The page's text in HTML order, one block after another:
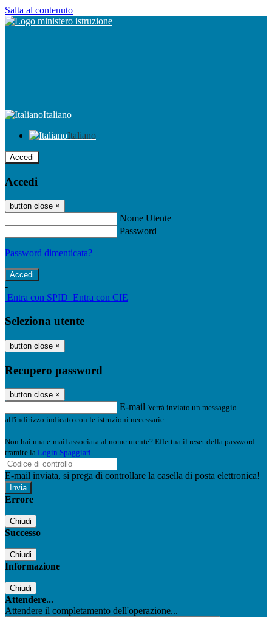
Salta al contenuto
Italiano
Italiano
Accedi
Accedi
button close ×
Nome Utente
Password
Password dimenticata?
-
Entra con SPID Entra con CIE
Seleziona utente
button close ×
Recupero password
button close ×
E-mail Verrà inviato un messaggio
all'indirizzo indicato con le istruzioni necessarie.
Non hai una e-mail associata al nome utente? Effettua il reset della password
tramite la Login Spaggiari
E-mail inviata, si prega di controllare la casella di posta elettronica!
Errore
Chiudi
Successo
Chiudi
Informazione
Chiudi
Attendere...
Attendere il completamento dell'operazione...